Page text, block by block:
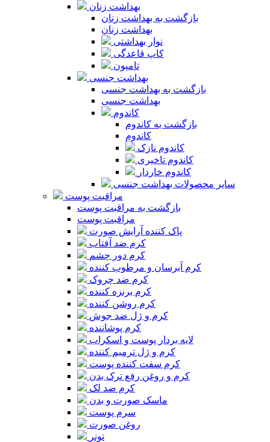
بهداشت زنان
بازگشت به بهداشت زنان
بهداشت زنان
نوار بهداشتی
کاپ قاعدگی
تامپون
بهداشت جنسی
بازگشت به بهداشت جنسی
بهداشت جنسی
کاندوم
بازگشت به کاندوم
کاندوم
کاندوم نازک
کاندوم تاخیری
کاندوم خاردار
سایر محصولات بهداشت جنسی
مراقبت پوست
بازگشت به مراقبت پوست
مراقبت پوست
پاک کننده آرایش صورت
کرم ضد آفتاب
کرم دور چشم
کرم آبرسان و مرطوب کننده
کرم ضد چروک
کرم برنزه کننده
کرم روشن کننده
کرم و ژل ضد جوش
کرم پوشاننده
لایه بردار پوست و اسکراب
کرم و ژل ترمیم کننده
کرم سفت کننده پوست
کرم و روغن رفع ترک بدن
کرم ضد لک
ماسک صورت و بدن
سرم پوست
روغن صورت
تونر